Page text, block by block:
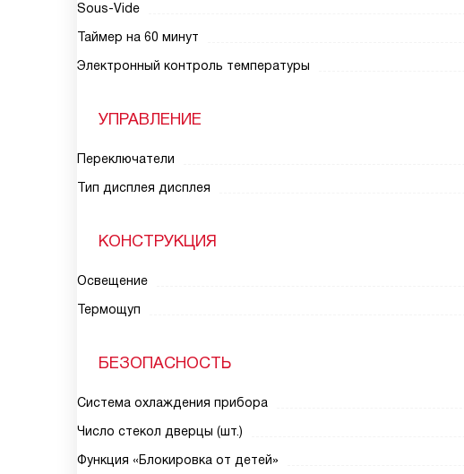
Sous-Vide
Таймер на 60 минут
Электронный контроль температуры
УПРАВЛЕНИЕ
Переключатели
Тип дисплея дисплея
КОНСТРУКЦИЯ
Освещение
Термощуп
БЕЗОПАСНОСТЬ
Система охлаждения прибора
Число стекол дверцы (шт.)
Функция «Блокировка от детей»